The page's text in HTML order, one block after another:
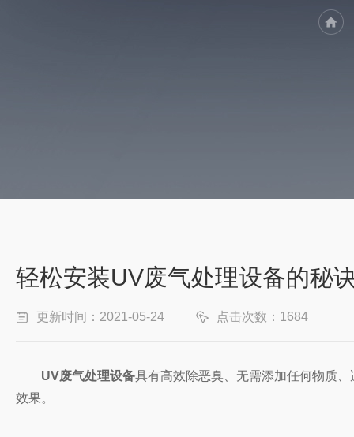
轻松安装UV废气处理设备的秘
更新时间：2021-05-24 点击次数：1684
UV废气处理设备具有高效除恶臭、无需添加任何物质
效果。